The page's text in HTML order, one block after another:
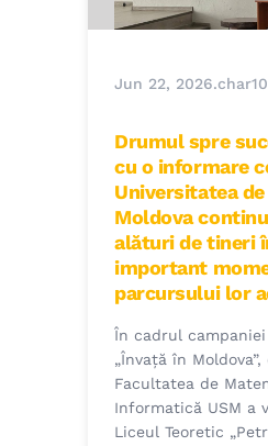
Jun 22, 2026.
Drumul spre
cu o informare
Universitatea
Moldova
alături de tineri
important
parcursului lor
În cadrul
„Învață în
Facultatea de
Informatică USM a
Liceul Teoretic